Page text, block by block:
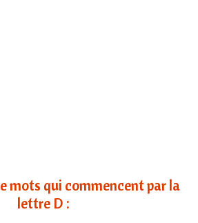
mots qui commencent par la
lettre D :